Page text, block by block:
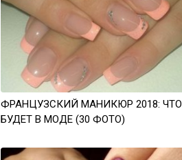
ФРАНЦУЗСКИЙ МАНИКЮР 2018: ЧТО
БУДЕТ В МОДЕ (30 ФОТО)